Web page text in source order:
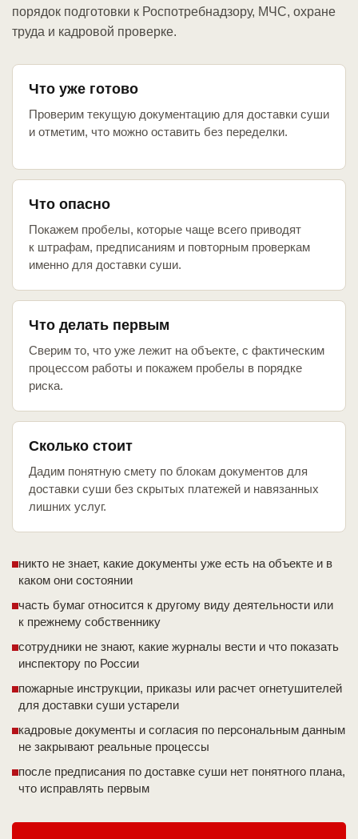
порядок подготовки к Роспотребнадзору, МЧС, охране
труда и кадровой проверке.
Что уже готово
Проверим текущую документацию для доставки суши
и отметим, что можно оставить без переделки.
Что опасно
Покажем пробелы, которые чаще всего приводят
к штрафам, предписаниям и повторным проверкам
именно для доставки суши.
Что делать первым
Сверим то, что уже лежит на объекте, с фактическим
процессом работы и покажем пробелы в порядке
риска.
Сколько стоит
Дадим понятную смету по блокам документов для
доставки суши без скрытых платежей и навязанных
лишних услуг.
никто не знает, какие документы уже есть на объекте и в
каком они состоянии
часть бумаг относится к другому виду деятельности или
к прежнему собственнику
сотрудники не знают, какие журналы вести и что показать
инспектору по России
пожарные инструкции, приказы или расчет огнетушителей
для доставки суши устарели
кадровые документы и согласия по персональным данным
не закрывают реальные процессы
после предписания по доставке суши нет понятного плана,
что исправлять первым